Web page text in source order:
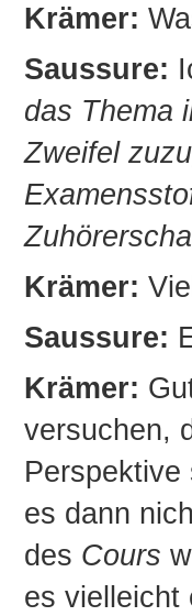
Krämer:
Saussure:
das Thema
Zweifel
Krämer:
Saussure:
Krämer:
versuchen,
es dann
des Cours
es vielleicht